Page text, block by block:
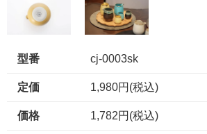
型番 cj-0003sk
定価 1,980円(税込)
価格 1,782円(税込)